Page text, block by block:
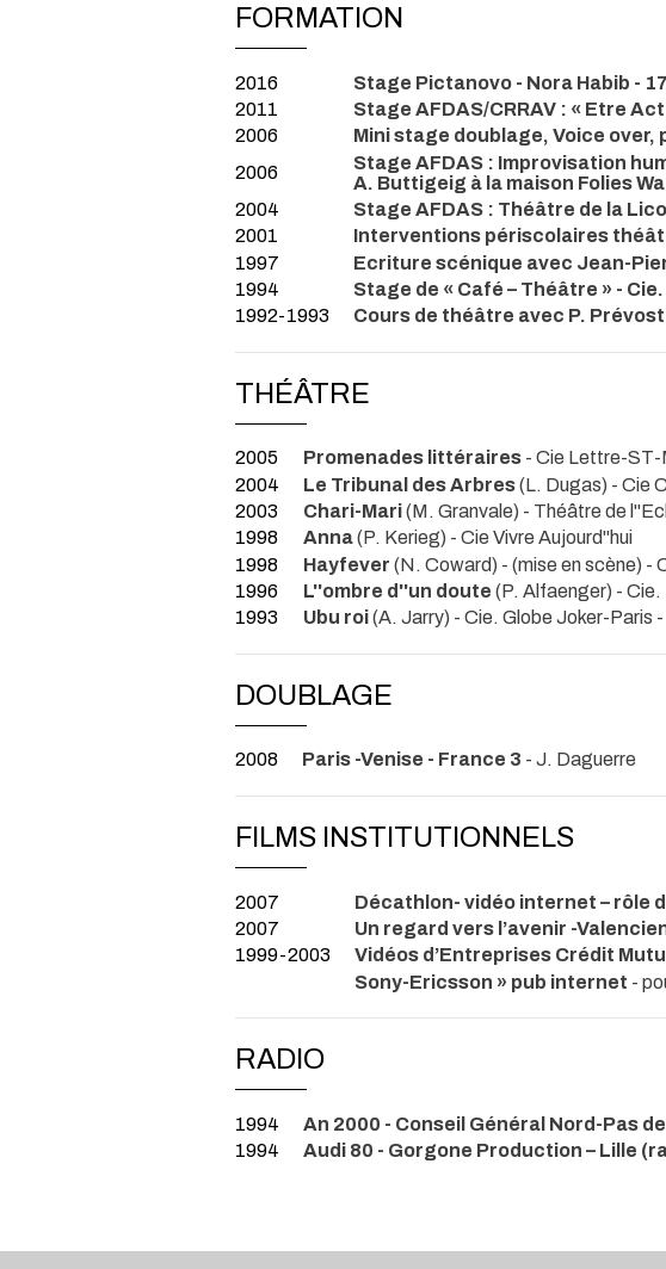
FORMATION
2016
Stage Pictanovo - Nora Habib -
2011
Stage AFDAS/CRRAV : « Etre
2006
Mini stage doublage, Voice over,
2006
Stage AFDAS : Improvisation
A. Buttigeig à la maison Folies
2004
Stage AFDAS : Théâtre de la
2001
Interventions périscolaires
1997
Ecriture scénique avec Jean-
1994
Stage de « Café – Théâtre » -
1992-1993
Cours de théâtre avec P.
THÉÂTRE
2005 Promenades littéraires - Cie Lettre-ST-
2004
Le Tribunal des Arbres(L. Dugas) - Cie
2003
Chari-Mari(M. Granvale) - Théâtre de
1998
Anna(P. Kerieg) - Cie Vivre Aujourd''hui
1998
Hayfever (N. Coward) - (mise en scène) -
1996
L''ombre d''un doute (P. Alfaenger) -
1993
Ubu roi(A. Jarry) - Cie. Globe Joker-Paris
DOUBLAGE
2008 Paris -Venise - France 3 - J. Daguerre
FILMS INSTITUTIONNELS
2007
Décathlon- vidéo internet – rôle
2007
Un regard vers l’avenir -
1999-2003
Vidéos d’Entreprises Crédit
Sony-Ericsson » pub internet -
RADIO
1994
An 2000 - Conseil Général Nord-Pas
1994
Audi 80 - Gorgone Production – Lille